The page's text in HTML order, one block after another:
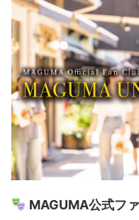
MAGUMA公式フ